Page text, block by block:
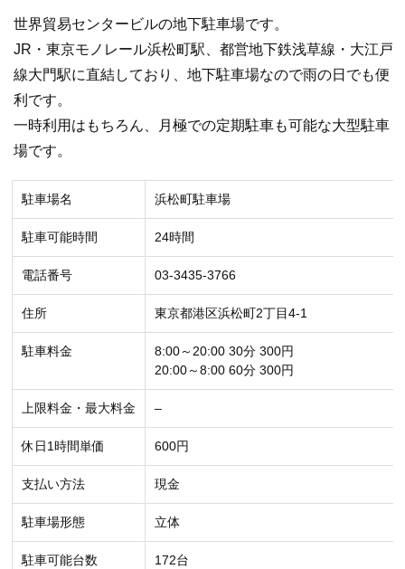
世界貿易センタービルの地下駐車場です。
JR・東京モノレール浜松町駅、都営地下鉄浅草線・大江戸
線大門駅に直結しており、地下駐車場なので雨の日でも便
利です。
一時利用はもちろん、月極での定期駐車も可能な大型駐車
場です。
駐車場名 浜松町駐車場
駐車可能時間 24時間
電話番号 03-3435-3766
住所 東京都港区浜松町2丁目4-1
駐車料金
8:00～20:00 30分 300円
20:00～8:00 60分 300円
上限料金・最大料金 –
休日1時間単価 600円
支払い方法 現金
駐車場形態 立体
駐車可能台数 172台